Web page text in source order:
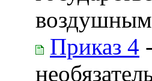
воздушным
Приказ 4